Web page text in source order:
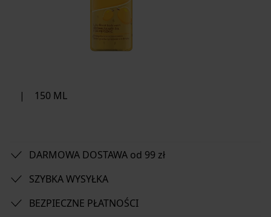
| 150 ML
DARMOWA DOSTAWA od 99 zł
SZYBKA WYSYŁKA
BEZPIECZNE PŁATNOŚCI